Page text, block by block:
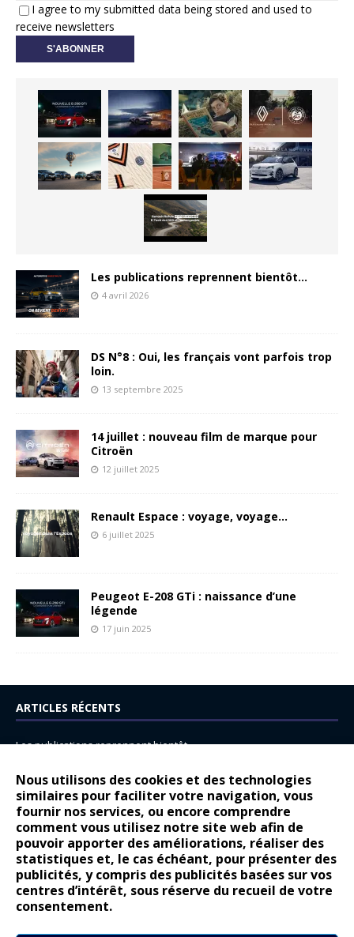
Nous utilisons des cookies et des technologies
similaires pour faciliter votre navigation, vous
fournir nos services, ou encore comprendre
comment vous utilisez notre site web afin de
pouvoir apporter des améliorations, réaliser des
statistiques et, le cas échéant, pour présenter des
publicités, y compris des publicités basées sur vos
centres d’intérêt, sous réserve du recueil de votre
consentement.
I agree to my submitted data being stored and used to
receive newsletters
Les publications reprennent bientôt…
4 avril 2026
DS N°8 : Oui, les français vont parfois trop
loin.
13 septembre 2025
14 juillet : nouveau film de marque pour
Citroën
12 juillet 2025
Renault Espace : voyage, voyage…
6 juillet 2025
Peugeot E-208 GTi : naissance d’une
légende
17 juin 2025
ARTICLES RÉCENTS
Les publications reprennent bientôt…
14 juillet : nouveau film de marque pour Citroën
Renault Espace : voyage, voyage…
Peugeot E-208 GTi : naissance d’une légende
COMMENTAIRES RÉCENTS
Bernard Dardartdans